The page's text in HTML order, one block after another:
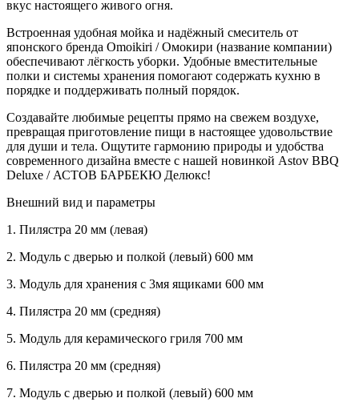
вкус настоящего живого огня.
Встроенная удобная мойка и надёжный смеситель от
японского бренда Omoikiri / Омокири (название компании)
обеспечивают лёгкость уборки. Удобные вместительные
полки и системы хранения помогают содержать кухню в
порядке и поддерживать полный порядок.
Создавайте любимые рецепты прямо на свежем воздухе,
превращая приготовление пищи в настоящее удовольствие
для души и тела. Ощутите гармонию природы и удобства
современного дизайна вместе с нашей новинкой Astov BBQ
Deluxe / АСТОВ БАРБЕКЮ Делюкс!
Внешний вид и параметры
1. Пилястра 20 мм (левая)
2. Модуль с дверью и полкой (левый) 600 мм
3. Модуль для хранения с 3мя ящиками 600 мм
4. Пилястра 20 мм (средняя)
5. Модуль для керамического гриля 700 мм
6. Пилястра 20 мм (средняя)
7. Модуль с дверью и полкой (левый) 600 мм